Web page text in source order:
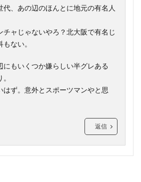
代、あの辺のほんとに地元の有名人
チャじゃないやろ？北大阪で有名じ
ない。
にもいくつか嫌らしい半グレある
はず。意外とスポーツマンやと思
返信